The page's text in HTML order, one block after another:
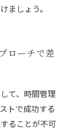
ましょう。
ローチで差
て、時間管理
トで成功する
ることが不可